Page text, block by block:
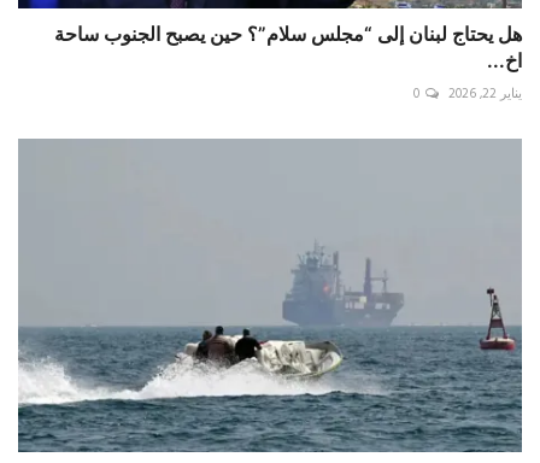
هل يحتاج لبنان إلى “مجلس سلام”؟ حين يصبح الجنوب ساحة
اخ...
يناير 22, 2026 0